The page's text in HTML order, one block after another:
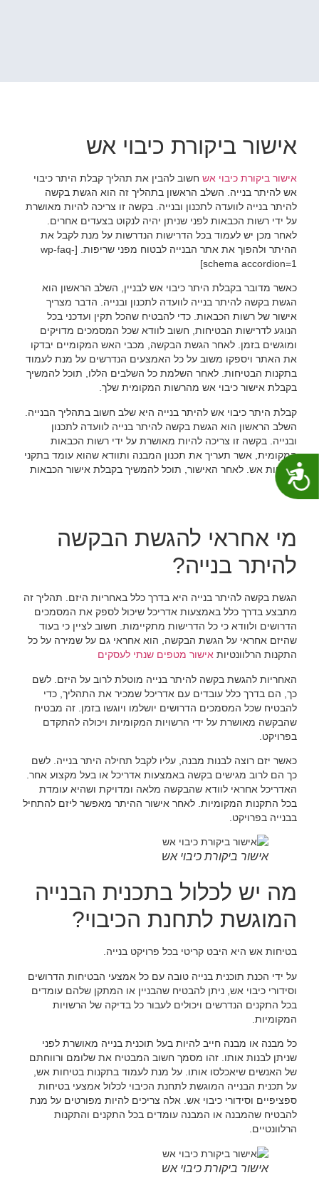
נגישות
אישור ביקורת כיבוי אש
אישור ביקורת כיבוי אש חשוב להבין את תהליך קבלת היתר כיבוי
אש להיתר בנייה. השלב הראשון בתהליך זה הוא הגשת בקשה
להיתר בנייה לוועדה לתכנון ובנייה. בקשה זו צריכה להיות מאושרת
על ידי רשות הכבאות לפני שניתן יהיה לנקוט בצעדים אחרים.
לאחר מכן יש לעמוד בכל הדרישות הנדרשות על מנת לקבל את
ההיתר ולהפוך את אתר הבנייה לבטוח מפני שריפות. [wp-faq-
schema accordion=1]
כאשר מדובר בקבלת היתר כיבוי אש לבניין, השלב הראשון הוא
הגשת בקשה להיתר בנייה לוועדה לתכנון ובנייה. הדבר מצריך
אישור של רשות הכבאות. כדי להבטיח שהכל תקין ועדכני בכל
הנוגע לדרישות הבטיחות, חשוב לוודא שכל המסמכים מדויקים
ומוגשים בזמן. לאחר הגשת הבקשה, מכבי האש המקומיים יבדקו
את האתר ויספקו משוב על כל האמצעים הנדרשים על מנת לעמוד
בתקנות הבטיחות. לאחר השלמת כל השלבים הללו, תוכל להמשיך
בקבלת אישור כיבוי אש מהרשות המקומית שלך.
קבלת היתר כיבוי אש להיתר בנייה היא שלב חשוב בתהליך הבנייה.
השלב הראשון הוא הגשת בקשה להיתר בנייה לוועדה לתכנון
ובנייה. בקשה זו צריכה להיות מאושרת על ידי רשות הכבאות
המקומית, אשר תעריך את תכנון המבנה ותוודא שהוא עומד בתקני
בטיחות אש. לאחר האישור, תוכל להמשיך בקבלת אישור הכבאות
שלך.
מי אחראי להגשת הבקשה
להיתר בנייה?
הגשת בקשה להיתר בנייה היא בדרך כלל באחריות היזם. תהליך זה
מתבצע בדרך כלל באמצעות אדריכל שיכול לספק את המסמכים
הדרושים ולוודא כי כל הדרישות מתקיימות. חשוב לציין כי בעוד
שהיזם אחראי על הגשת הבקשה, הוא אחראי גם על שמירה על כל
התקנות הרלוונטיותאישור מטפים שנתי לעסקים
האחריות להגשת בקשה להיתר בנייה מוטלת לרוב על היזם. לשם
כך, הם בדרך כלל עובדים עם אדריכל שמכיר את התהליך, כדי
להבטיח שכל המסמכים הדרושים יושלמו ויוגשו בזמן. זה מבטיח
שהבקשה מאושרת על ידי הרשויות המקומיות ויכולה להתקדם
בפרויקט.
כאשר יזם רוצה לבנות מבנה, עליו לקבל תחילה היתר בנייה. לשם
כך הם לרוב מגישים בקשה באמצעות אדריכל או בעל מקצוע אחר.
האדריכל אחראי לוודא שהבקשה מלאה ומדויקת ושהיא עומדת
בכל התקנות המקומיות. לאחר אישור ההיתר מאפשר ליזם להתחיל
בבנייה בפרויקט.
אישור ביקורת כיבוי אש
מה יש לכלול בתכנית הבנייה
המוגשת לתחנת הכיבוי?
בטיחות אש היא היבט קריטי בכל פרויקט בנייה.
על ידי הכנת תוכנית בנייה טובה עם כל אמצעי הבטיחות הדרושים
וסידורי כיבוי אש, ניתן להבטיח שהבניין או המתקן שלהם עומדים
בכל התקנים הנדרשים ויכולים לעבור כל בדיקה של הרשויות
המקומיות.
כל מבנה או מבנה חייב להיות בעל תוכנית בנייה מאושרת לפני
שניתן לבנות אותו. זהו מסמך חשוב המבטיח את שלומם ורווחתם
של האנשים שיאכלסו אותו. על מנת לעמוד בתקנות בטיחות אש,
על תכנית הבנייה המוגשת לתחנת הכיבוי לכלול אמצעי בטיחות
ספציפיים וסידורי כיבוי אש. אלה צריכים להיות מפורטים על מנת
להבטיח שהמבנה או המבנה עומדים בכל התקנים והתקנות
הרלוונטיים.
אישור ביקורת כיבוי אש